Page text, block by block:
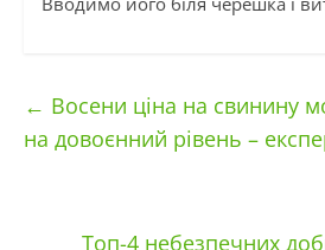
← Восени ціна на свинину
на довоєнний рівень –
Топ-4 небезпечних